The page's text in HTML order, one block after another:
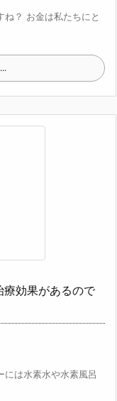
ね？ お金は私たちにと
療効果があるので
には水素水や水素風呂